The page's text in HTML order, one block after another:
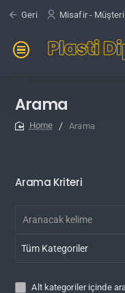
Geri Misafir - Müşteri
Arama
Arama
Arama Kriteri
Alt kategoriler içinde